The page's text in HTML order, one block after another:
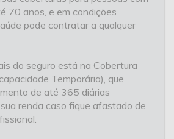
70 anos, e em condições
pode contratar a qualquer
do seguro está na Cobertura
Temporária), que
de até 365 diárias
renda caso fique afastado de